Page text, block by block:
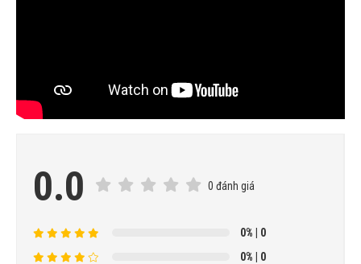
0.0 0 đánh giá
0% | 0
0% | 0